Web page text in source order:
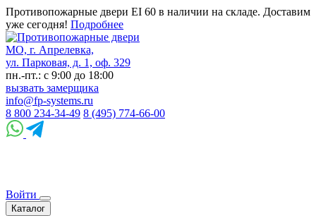
Противопожарные двери EI 60 в наличии на складе. Доставим
уже сегодня! Подробнее
МО, г. Апрелевка,
ул. Парковая, д. 1, оф. 329
пн.-пт.: с 9:00 до 18:00
вызвать замерщика
info@fp-systems.ru
8 800 234-34-49 8 (495) 774-66-00
Войти
Каталог